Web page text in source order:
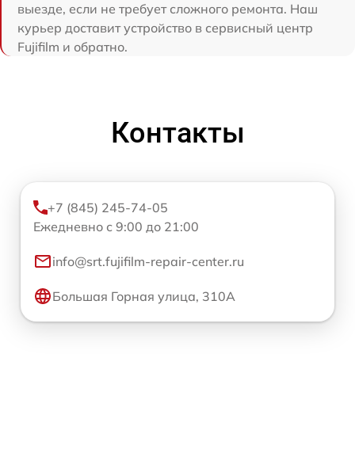
выезде, если не требует сложного ремонта. Наш
курьер доставит устройство в сервисный центр
Fujifilm и обратно.
Контакты
+7 (845) 245-74-05
Ежедневно с 9:00 до 21:00
info@srt.fujifilm-repair-center.ru
Большая Горная улица, 310А